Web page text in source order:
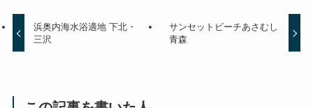
浜奥内海水浴適地 下北・
三沢
サンセットビーチあさむし
青森